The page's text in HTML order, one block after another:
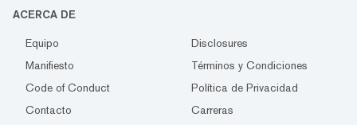
ACERCA DE
Equipo
Disclosures
Manifiesto
Términos y Condiciones
Code of Conduct
Política de Privacidad
Contacto
Carreras